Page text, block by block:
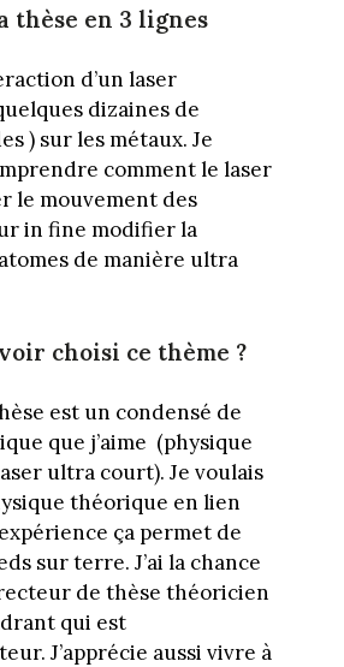
thèse en 3 lignes
d’un laser
dizaines de
) sur les métaux. Je
comment le laser
le mouvement des
in fine modifier la
de manière ultra
choisi ce thème ?
est un condensé de
que j’aime (physique
ultra court). Je voulais
théorique en lien
ça permet de
sur terre. J’ai la chance
de thèse théoricien
qui est
J’apprécie aussi vivre à